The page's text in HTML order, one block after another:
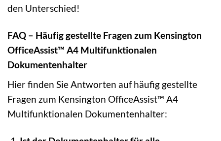
den Unterschied!
FAQ – Häufig gestellte Fragen zum Kensington
OfficeAssist™ A4 Multifunktionalen
Dokumentenhalter
Hier finden Sie Antworten auf häufig gestellte
Fragen zum Kensington OfficeAssist™ A4
Multifunktionalen Dokumentenhalter: